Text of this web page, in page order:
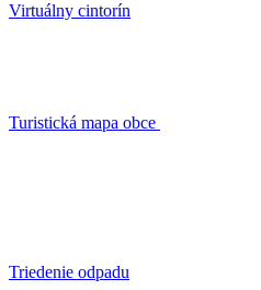
Virtuálny cintorín
Turistická mapa obce
Triedenie odpadu